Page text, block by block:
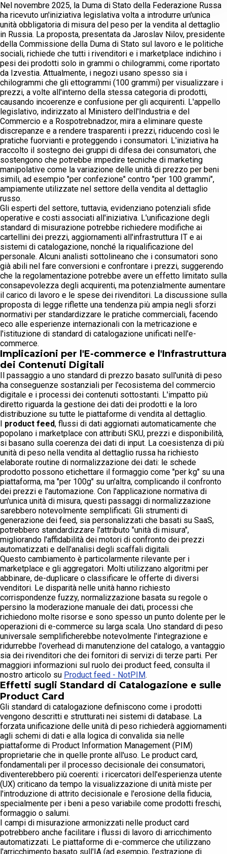
Nel novembre 2025, la Duma di Stato della Federazione Russa
ha ricevuto un'iniziativa legislativa volta a introdurre un'unica
unità obbligatoria di misura del peso per la vendita al dettaglio
in Russia. La proposta, presentata da Jaroslav Nilov, presidente
della Commissione della Duma di Stato sul lavoro e le politiche
sociali, richiede che tutti i rivenditori e i marketplace indichino i
pesi dei prodotti solo in grammi o chilogrammi, come riportato
da Izvestia. Attualmente, i negozi usano spesso sia i
chilogrammi che gli ettogrammi (100 grammi) per visualizzare i
prezzi, a volte all'interno della stessa categoria di prodotti,
causando incoerenze e confusione per gli acquirenti. L'appello
legislativo, indirizzato al Ministero dell'Industria e del
Commercio e a Rospotrebnadzor, mira a eliminare queste
discrepanze e a rendere trasparenti i prezzi, riducendo così le
pratiche fuorvianti e proteggendo i consumatori. L'iniziativa ha
raccolto il sostegno dei gruppi di difesa dei consumatori, che
sostengono che potrebbe impedire tecniche di marketing
manipolative come la variazione delle unità di prezzo per beni
simili, ad esempio "per confezione" contro "per 100 grammi",
ampiamente utilizzate nel settore della vendita al dettaglio
russo.
Gli esperti del settore, tuttavia, evidenziano potenziali sfide
operative e costi associati all'iniziativa. L'unificazione degli
standard di misurazione potrebbe richiedere modifiche ai
cartellini dei prezzi, aggiornamenti all'infrastruttura IT e ai
sistemi di catalogazione, nonché la riqualificazione del
personale. Alcuni analisti sottolineano che i consumatori sono
già abili nel fare conversioni e confrontare i prezzi, suggerendo
che la regolamentazione potrebbe avere un effetto limitato sulla
consapevolezza degli acquirenti, ma potenzialmente aumentare
il carico di lavoro e le spese dei rivenditori. La discussione sulla
proposta di legge riflette una tendenza più ampia negli sforzi
normativi per standardizzare le pratiche commerciali, facendo
eco alle esperienze internazionali con la metricazione e
l'istituzione di standard di catalogazione unificati nell'e-
commerce.
Implicazioni per l'E-commerce e l'Infrastruttura
dei Contenuti Digitali
Il passaggio a uno standard di prezzo basato sull'unità di peso
ha conseguenze sostanziali per l'ecosistema del commercio
digitale e i processi dei contenuti sottostanti. L'impatto più
diretto riguarda la gestione dei dati dei prodotti e la loro
distribuzione su tutte le piattaforme di vendita al dettaglio.
product feed, flussi di dati aggiornati automaticamente che
popolano i marketplace con attributi SKU, prezzi e disponibilità,
si basano sulla coerenza dei dati di input. La coesistenza di più
unità di peso nella vendita al dettaglio russa ha richiesto
elaborate routine di normalizzazione dei dati: le schede
prodotto possono etichettare il formaggio come "per kg" su una
piattaforma, ma "per 100g" su un'altra, complicando il confronto
dei prezzi e l'automazione. Con l'applicazione normativa di
un'unica unità di misura, questi passaggi di normalizzazione
sarebbero notevolmente semplificati. Gli strumenti di
generazione dei feed, sia personalizzati che basati su SaaS,
potrebbero standardizzare l'attributo "unità di misura",
migliorando l'affidabilità dei motori di confronto dei prezzi
automatizzati e dell'analisi degli scaffali digitali.
Questo cambiamento è particolarmente rilevante per i
marketplace e gli aggregatori. Molti utilizzano algoritmi per
abbinare, de-duplicare o classificare le offerte di diversi
venditori. Le disparità nelle unità hanno richiesto
corrispondenze fuzzy, normalizzazione basata su regole o
persino la moderazione manuale dei dati, processi che
richiedono molte risorse e sono spesso un punto dolente per le
operazioni di e-commerce su larga scala. Uno standard di peso
universale semplificherebbe notevolmente l'integrazione e
ridurrebbe l'overhead di manutenzione del catalogo, a vantaggio
sia dei rivenditori che dei fornitori di servizi di terze parti. Per
maggiori informazioni sul ruolo dei product feed, consulta il
nostro articolo su Product feed - NotPIM.
Effetti sugli Standard di Catalogazione e sulle
Product Card
Gli standard di catalogazione definiscono come i prodotti
vengono descritti e strutturati nei sistemi di database. La
forzata unificazione delle unità di peso richiederà aggiornamenti
agli schemi di dati e alla logica di convalida sia nelle
piattaforme di Product Information Management (PIM)
proprietarie che in quelle pronte all'uso. Le product card,
fondamentali per il processo decisionale dei consumatori,
diventerebbero più coerenti: i ricercatori dell'esperienza utente
(UX) criticano da tempo la visualizzazione di unità miste per
l'introduzione di attrito decisionale e l'erosione della fiducia,
specialmente per i beni a peso variabile come prodotti freschi,
formaggio o salumi.
I campi di misurazione armonizzati nelle product card
potrebbero anche facilitare i flussi di lavoro di arricchimento
automatizzati. Le piattaforme di e-commerce che utilizzano
l'arricchimento basato sull'IA (ad esempio, l'estrazione di